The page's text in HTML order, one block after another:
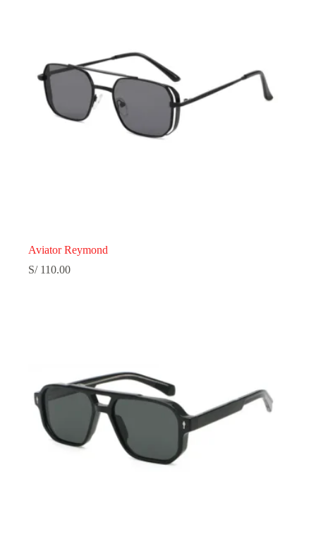
Aviator Reymond
S/110.00